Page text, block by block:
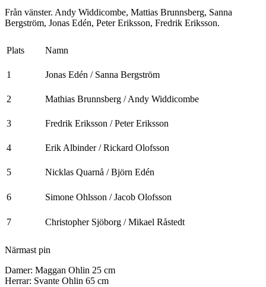
Från vänster. Andy Widdicombe, Mattias Brunnsberg, Sanna
Bergström, Jonas Edén, Peter Eriksson, Fredrik Eriksson.
Plats Namn
1 Jonas Edén / Sanna Bergström
2 Mathias Brunnsberg / Andy Widdicombe
3 Fredrik Eriksson / Peter Eriksson
4 Erik Albinder / Rickard Olofsson
5 Nicklas Quarnå / Björn Edén
6 Simone Ohlsson / Jacob Olofsson
7 Christopher Sjöborg / Mikael Råstedt
Närmast pin
Damer: Maggan Ohlin 25 cm
Herrar: Svante Ohlin 65 cm